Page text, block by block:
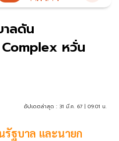
ลดัน
หวั่น
อัปเดตล่าสุด : 31 มี.ค. 67 | 09:01 น.
รัฐบาล และนายก